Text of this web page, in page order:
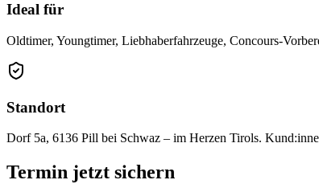
Ideal für
Oldtimer, Youngtimer, Liebhaberfahrzeuge, Concours-
Standort
Dorf 5a, 6136 Pill bei Schwaz – im Herzen Tirols.
Termin jetzt sichern